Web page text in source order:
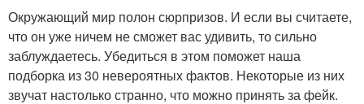
Окружающий мир полон сюрпризов. И если вы считаете,
что он уже ничем не сможет вас удивить, то сильно
заблуждаетесь. Убедиться в этом поможет наша
подборка из 30 невероятных фактов. Некоторые из них
звучат настолько странно, что можно принять за фейк.